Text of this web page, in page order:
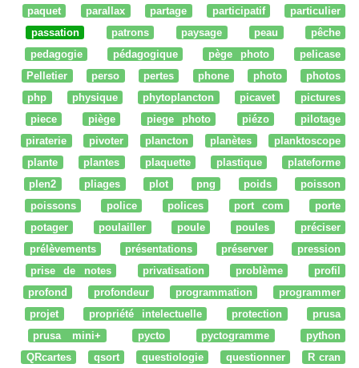
paquet
parallax partage participatif
particulier
passation
patrons paysage peau
pêche
pedagogie
pédagogique pège photo
pelicase
Pelletier
perso pertes phone photo
photos
php
physique phytoplancton picavet
pictures
piece
piège piege photo piézo
pilotage
piraterie
pivoter plancton planètes
planktoscope
plante
plantes plaquette plastique
plateforme
plen2
pliages plot png poids
poisson
poissons
police polices port com
porte
potager
poulailler poule poules
préciser
prélèvements
présentations préserver
pression
prise de notes
privatisation problème
profil
profond
profondeur programmation
programmer
projet
propriété intelectuelle protection
prusa
prusa mini+
pycto pyctogramme
python
QRcartes
qsort questiologie questionner
R cran